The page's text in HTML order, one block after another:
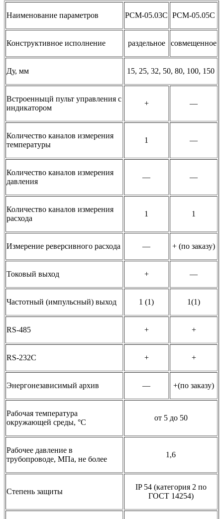
Наименование параметров РСМ-05.03С РСМ-05.05С
Конструктивное исполнение раздельное совмещенное
Ду, мм 15, 25, 32, 50, 80, 100, 150
Встроенныцй пульт управления с
индикатором
+ —
Количество каналов измерения
температуры
1 —
Количество каналов измерения
давления
— —
Количество каналов измерения
расхода
1 1
Измерение реверсивного расхода — + (по заказу)
Токовый выход + —
Частотный (импульсный) выход 1 (1) 1(1)
RS-485 + +
RS-232C + +
Энергонезависимый архив — +(по заказу)
Рабочая температура
окружающей среды, °C
от 5 до 50
Рабочее давление в
трубопроводе, МПа, не более
1,6
Степень защиты
IP 54 (категория 2 по
ГОСТ 14254)